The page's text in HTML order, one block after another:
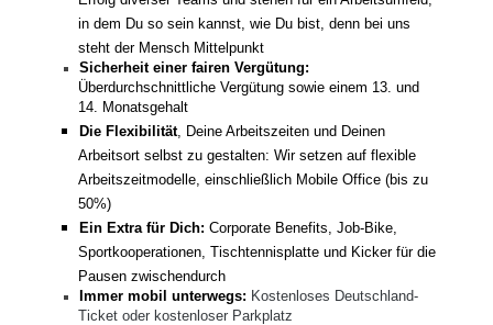
in dem Du so sein kannst, wie Du bist, denn bei uns
steht der Mensch Mittelpunkt
Sicherheit einer fairen Vergütung:
Überdurchschnittliche Vergütung sowie einem 13. und
14. Monatsgehalt
Die Flexibilität, Deine Arbeitszeiten und Deinen
Arbeitsort selbst zu gestalten: Wir setzen auf flexible
Arbeitszeitmodelle, einschließlich Mobile Office (bis zu
50%)
Ein Extra für Dich: Corporate Benefits, Job-Bike,
Sportkooperationen, Tischtennisplatte und Kicker für die
Pausen zwischendurch
Immer mobil unterwegs: Kostenloses Deutschland-
Ticket oder kostenloser Parkplatz